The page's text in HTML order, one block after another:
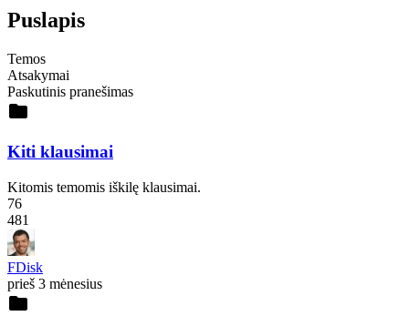
Puslapis
Temos
Atsakymai
Paskutinis pranešimas
folder
Kiti klausimai
Kitomis temomis iškilę klausimai.
76
481
FDisk
prieš 3 mėnesius
folder